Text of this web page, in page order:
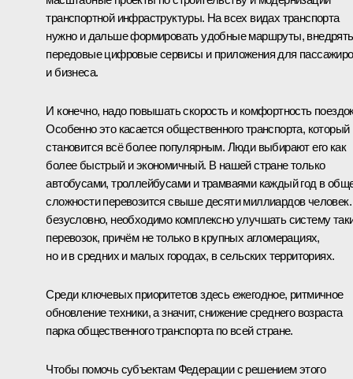
транспортной инфраструктуры. На всех видах транспорта
нужно и дальше формировать удобные маршруты, внедрять
передовые цифровые сервисы и приложения для
и бизнеса.
И конечно, надо повышать скорость и комфортность
Особенно это касается общественного транспорта, который
становится всё более популярным. Люди выбирают его как
более быстрый и экономичный. В нашей стране только
автобусами, троллейбусами и трамваями каждый год в
сложности перевозится свыше десяти миллиардов
безусловно, необходимо комплексно улучшать систему
перевозок, причём не только в крупных агломерациях,
но и в средних и малых городах, в сельских территориях.
Среди ключевых приоритетов здесь ежегодное, ритмичное
обновление техники, а значит, снижение среднего возраста
парка общественного транспорта по всей стране.
Чтобы помочь субъектам Федерации с решением этого